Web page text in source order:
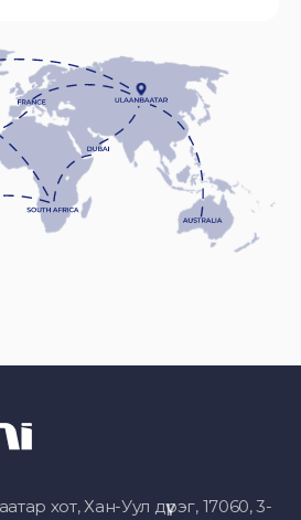
хот, Хан-Уул дүүрэг, 17060, 3-